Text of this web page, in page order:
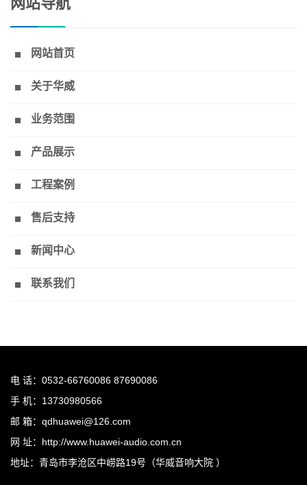
网站首页
关于华威
业务范围
产品展示
工程案例
售后支持
新闻中心
联系我们
电 话：0532-66760086 87690086
手 机：13730980566
邮 箱：qdhuawei@126.com
网 址：http://www.huawei-audio.com.cn
地址：青岛市李沧区中崂路19号（华威音响大院 ）